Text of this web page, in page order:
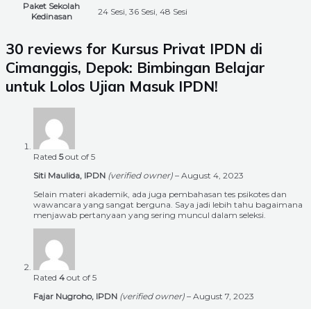
Paket Sekolah
Kedinasan
24 Sesi, 36 Sesi, 48 Sesi
30 reviews for Kursus Privat IPDN di
Cimanggis, Depok: Bimbingan Belajar
untuk Lolos Ujian Masuk IPDN!
Rated 5out of 5
Siti Maulida, IPDN (verified owner) – August 4, 2023
Selain materi akademik, ada juga pembahasan tes psikotes dan
wawancara yang sangat berguna. Saya jadi lebih tahu bagaimana
menjawab pertanyaan yang sering muncul dalam seleksi.
Rated 4 out of 5
Fajar Nugroho, IPDN (verified owner) – August 7, 2023